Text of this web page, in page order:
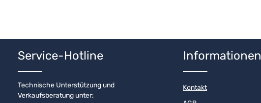
Service-Hotline
Technische Unterstützung und
Verkaufsberatung unter:
Informationen
Kontakt